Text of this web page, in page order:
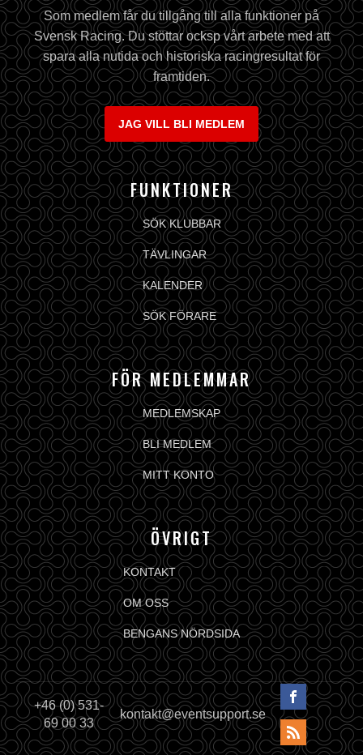
Som medlem får du tillgång till alla funktioner på
Svensk Racing. Du stöttar ocksp vårt arbete med att
spara alla nutida och historiska racingresultat för
framtiden.
JAG VILL BLI MEDLEM
FUNKTIONER
SÖK KLUBBAR
TÄVLINGAR
KALENDER
SÖK FÖRARE
FÖR MEDLEMMAR
MEDLEMSKAP
BLI MEDLEM
MITT KONTO
ÖVRIGT
KONTAKT
OM OSS
BENGANS NÖRDSIDA
+46 (0) 531-
69 00 33
kontakt@eventsupport.se